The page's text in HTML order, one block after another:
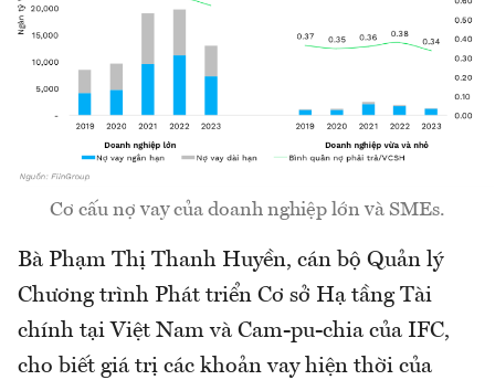
Cơ cấu nợ vay của doanh nghiệp lớn và SMEs.
Bà Phạm Thị Thanh Huyền, cán bộ Quản lý
Chương trình Phát triển Cơ sở Hạ tầng Tài
chính tại Việt Nam và Cam-pu-chia của IFC,
cho biết giá trị các khoản vay hiện thời của